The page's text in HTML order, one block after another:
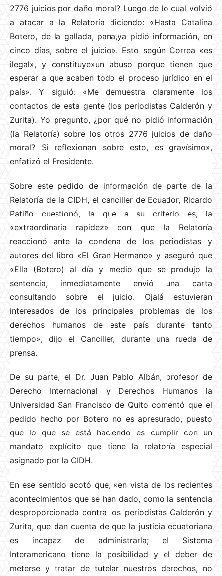
2776 juicios por daño moral? Luego de lo cual volvió
a atacar a la Relatoría diciendo: «Hasta Catalina
Botero, de la gallada, pana,ya pidió información, en
cinco días, sobre el juicio». Esto según Correa «es
ilegal», y constituye»un abuso porque tienen que
esperar a que acaben todo el proceso jurídico en el
país». Y siguió: «Me demuestra claramente los
contactos de esta gente (los periodistas Calderón y
Zurita). Yo pregunto, ¿por qué no pidió información
(la Relatoría) sobre los otros 2776 juicios de daño
moral? Si reflexionan sobre esto, es gravísimo»,
enfatizó el Presidente.
Sobre este pedido de información de parte de la
Relatoría de la CIDH, el canciller de Ecuador, Ricardo
Patiño cuestionó, la que a su criterio es, la
«extraordinaria rapidez» con que la Relatoría
reaccionó ante la condena de los periodistas y
autores del libro «El Gran Hermano» y aseguró que
«Ella (Botero) al día y medio que se produjo la
sentencia, inmediatamente envió una carta
consultando sobre el juicio. Ojalá estuvieran
interesados de los principales problemas de los
derechos humanos de este país durante tanto
tiempo», dijo el Canciller, durante una rueda de
prensa.
De su parte, el Dr. Juan Pablo Albán, profesor de
Derecho Internacional y Derechos Humanos la
Universidad San Francisco de Quito comentó que el
pedido hecho por Botero no es apresurado, puesto
que lo que se está haciendo es cumplir con un
mandato explícito que tiene la relatoría especial
asignado por la CIDH.
En ese sentido acotó que, «en vista de los recientes
acontecimientos que se han dado, como la sentencia
desproporcionada contra los periodistas Calderón y
Zurita, que dan cuenta de que la justicia ecuatoriana
es incapaz de administrarla; el Sistema
Interamericano tiene la posibilidad y el deber de
meterse y tratar de tutelar nuestros derechos, no